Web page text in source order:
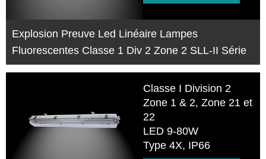
Explosion Preuve Led Linéaire Lampes
Fluorescentes Classe 1 Div 2 Zone 2 SLL-II Série
Classe I Division 2
Zone 1 & 2, Zone 21 et
22
LED 9-80W
Type 4X, IP66